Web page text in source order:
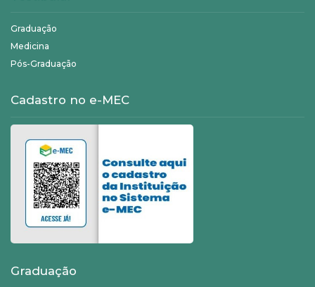
Graduação
Medicina
Pós-Graduação
Cadastro no e-MEC
Graduação